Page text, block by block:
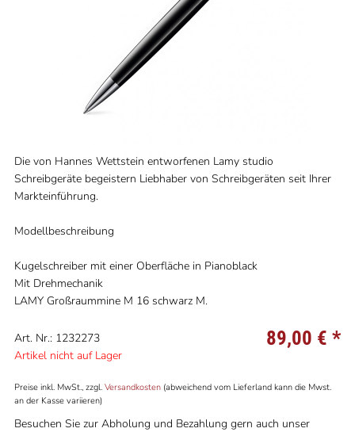
Die von Hannes Wettstein entworfenen Lamy studio
Schreibgeräte begeistern Liebhaber von Schreibgeräten seit Ihrer
Markteinführung.
Modellbeschreibung
Kugelschreiber mit einer Oberfläche in Pianoblack
Mit Drehmechanik
LAMY Großraummine M 16 schwarz M.
Art. Nr.: 1232273
Artikel nicht auf Lager
89,00 € *
Preise inkl. MwSt., zzgl. Versandkosten(abweichend vom Lieferland kann die Mwst.
an der Kasse variieren)
Besuchen Sie zur Abholung und Bezahlung gern auch unser